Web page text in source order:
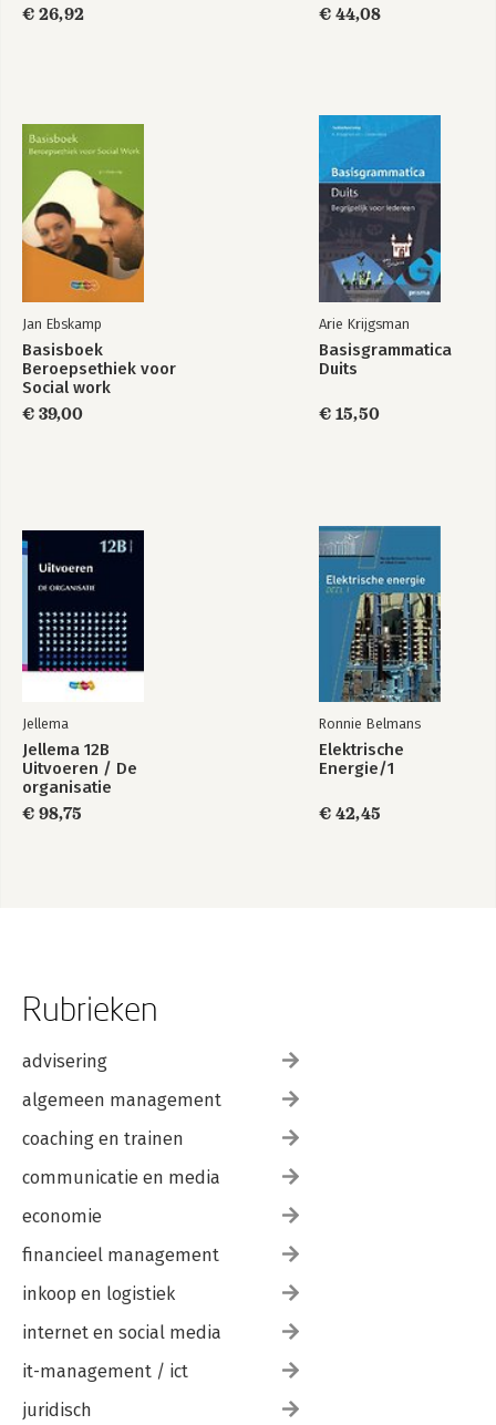
Practice File &
Practice File CD
€ 26,92 € 44,08
Jan Ebskamp
Basisboek
Beroepsethiek voor
Social work
€ 39,00
Arie Krijgsman
Basisgrammatica
Duits
€ 15,50
Jellema
Jellema 12B
Uitvoeren / De
organisatie
€ 98,75
Ronnie Belmans
Elektrische
Energie/1
€ 42,45
Rubrieken
advisering
algemeen management
coaching en trainen
communicatie en media
economie
financieel management
inkoop en logistiek
internet en social media
it-management / ict
juridisch